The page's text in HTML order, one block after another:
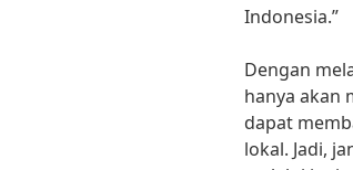
Indonesia.”
Dengan
hanya akan
dapat
lokal. Jadi,